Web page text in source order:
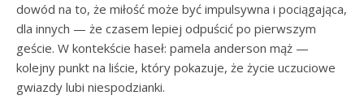
dowód na to, że miłość może być impulsywna i pociągająca,
dla innych — że czasem lepiej odpuścić po pierwszym
geście. W kontekście haseł: pamela anderson mąż —
kolejny punkt na liście, który pokazuje, że życie uczuciowe
gwiazdy lubi niespodzianki.